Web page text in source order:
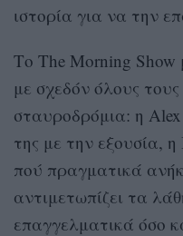
ιστορία για να την
Το The Morning Show
με σχεδόν όλους
σταυροδρόμια: η
της με την εξουσία,
πού πραγματικά
αντιμετωπίζει τα
επαγγελματικά όσο